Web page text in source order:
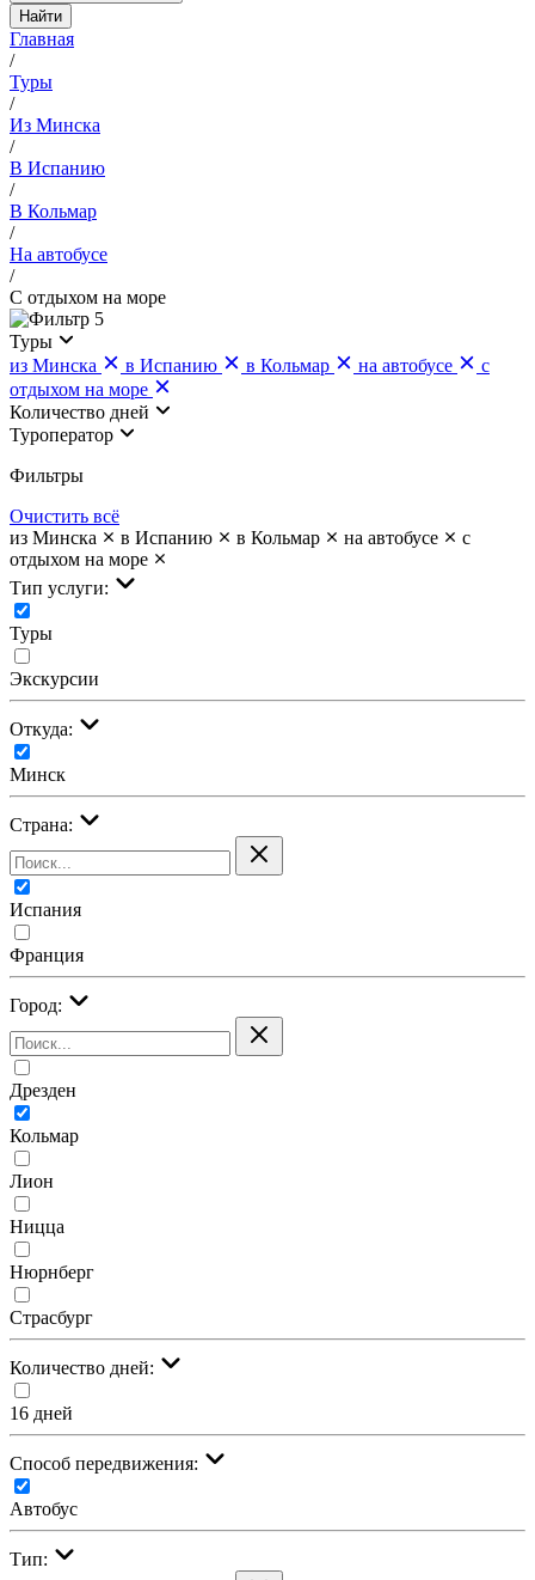
Найти
Главная
/
Туры
/
Из Минска
/
В Испанию
/
В Кольмар
/
На автобусе
/
С отдыхом на море
5
Туры
из Минска
в Испанию в Кольмар на автобусе
с
отдыхом на море
Количество дней
Туроператор
Фильтры
Очистить всё
из Минска
в Испанию в Кольмар на автобусе
с
отдыхом на море
Тип услуги:
Туры
Экскурсии
Откуда:
Минск
Страна:
Испания
Франция
Город:
Дрезден
Кольмар
Лион
Ницца
Нюрнберг
Страсбург
Количество дней:
16 дней
Cпособ передвижения:
Автобус
Тип: